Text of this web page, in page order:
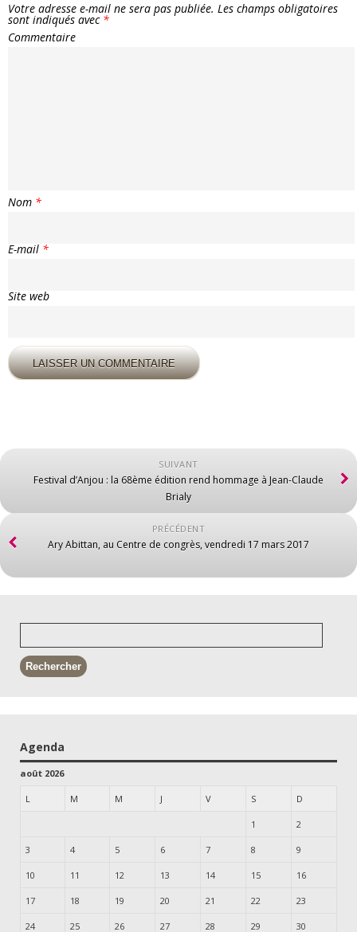
Votre adresse e-mail ne sera pas publiée. Les champs obligatoires
sont indiqués avec *
Commentaire
Nom *
E-mail *
Site web
SUIVANT
Festival d’Anjou : la 68ème édition rend hommage à Jean-Claude
Brialy
PRÉCÉDENT
Ary Abittan, au Centre de congrès, vendredi 17 mars 2017
Agenda
août 2026
L M M J V S D
1 2
3 4 5 6 7 8 9
10 11 12 13 14 15 16
17 18 19 20 21 22 23
24 25 26 27 28 29 30